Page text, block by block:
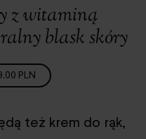
z witaminą
blask skóry
PLN
też krem do rąk,